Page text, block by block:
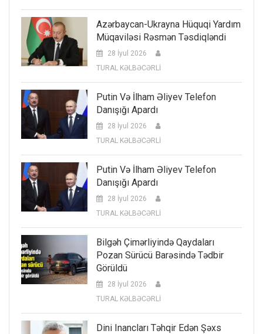
Azərbaycan-Ukrayna Hüquqi Yardım
Müqaviləsi Rəsmən Təsdiqləndi
28 İyul 2026
TURAL KƏLBƏCƏRLİ
Putin Və İlham Əliyev Telefon
Danışığı Apardı
28 İyul 2026
TURAL KƏLBƏCƏRLİ
Putin Və İlham Əliyev Telefon
Danışığı Apardı
28 İyul 2026
TURAL KƏLBƏCƏRLİ
Bilgəh Çimərliyində Qaydaları
Pozan Sürücü Barəsində Tədbir
Görüldü
28 İyul 2026
TURAL KƏLBƏCƏRLİ
Dini Inancları Təhqir Edən Şəxs